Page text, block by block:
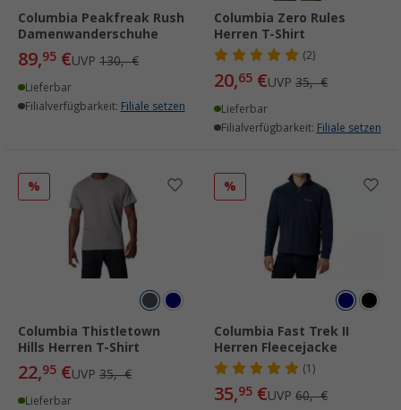
Columbia Peakfreak Rush
Damenwanderschuhe
89,95 €UVP 130,- €
Lieferbar
Filialverfügbarkeit: Filiale setzen
Columbia Zero Rules
Herren T-Shirt
(2)
20,65 €UVP 35,- €
Lieferbar
Filialverfügbarkeit: Filiale setzen
%
Columbia Thistletown
Hills Herren T-Shirt
22,95 €UVP 35,- €
Lieferbar
%
Columbia Fast Trek II
Herren Fleecejacke
(1)
35,95 €UVP 60,- €